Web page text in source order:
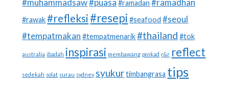
#muhammadsaw#puasa #ramadan #ramadhan
#rawak #refleksi#resepi #seafood #seoul
#tempatmakan #tempatmenarik #thailand #tok
australia ibadah inspirasi membawang poskad r&r reflect
sedekah solat surau sydney syukur timbangrasa tips